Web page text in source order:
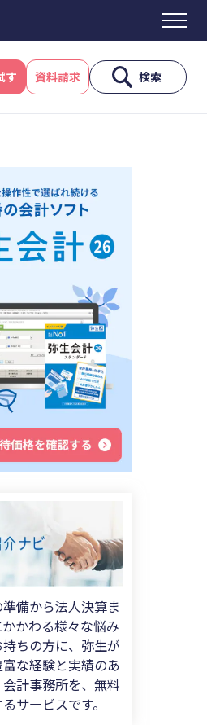
#集客
育成
す 資料請求 検索
備から法人決算ま
かわる様々な悩み
ちの方に、弥生が
な経験と実績のあ
計事務所を、無料
サービスです。